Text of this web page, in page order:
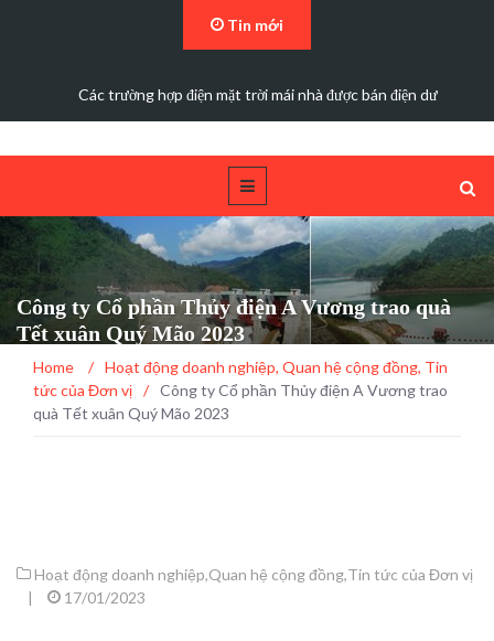
Tin mới
Các trường hợp điện mặt trời mái nhà được bán điện dư
Công ty Cổ phần Thủy điện A Vương trao quà
Tết xuân Quý Mão 2023
Home / Hoạt động doanh nghiệp, Quan hệ cộng đồng, Tin
tức của Đơn vị / Công ty Cổ phần Thủy điện A Vương trao
quà Tết xuân Quý Mão 2023
Hoạt động doanh nghiệp,Quan hệ cộng đồng,Tin tức của Đơn vị
|
17/01/2023